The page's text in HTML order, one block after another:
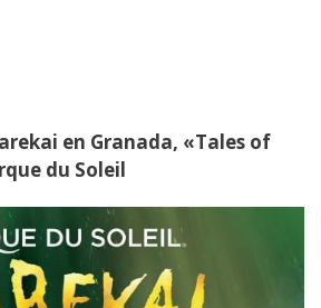
en Granada, «Tales of
du Soleil